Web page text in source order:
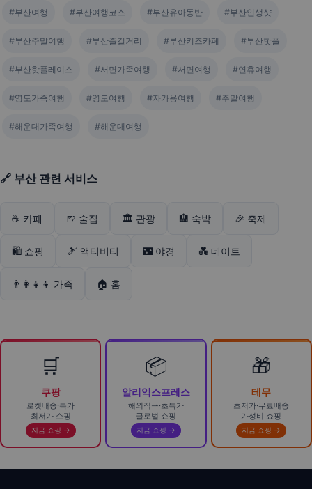
#부산여행 #부산여행코스 #부산유아동반 #부산인생샷
#부산주말여행 #부산즐길거리 #부산키즈카페 #부산핫플
#부산핫플레이스 #서면가족여행 #서면여행 #연휴여행
#영도가족여행 #영도여행 #자가용여행 #주말여행
#해운대가족여행 #해운대여행
🔗 부산 관련 서비스
☕ 카페 🍺 술집 🏛️ 관광 🏨 숙박 🎉 축제
🛍️ 쇼핑 🎿 액티비티 🌃 야경 💑 데이트
👨‍👩‍👧‍👦 가족 🏠 홈
🛒
쿠팡
로켓배송·특가
최저가 쇼핑
지금 쇼핑 →
📦
알리익스프레스
해외직구·초특가
글로벌 쇼핑
지금 쇼핑 →
🎁
테무
초저가·무료배송
가성비 쇼핑
지금 쇼핑 →